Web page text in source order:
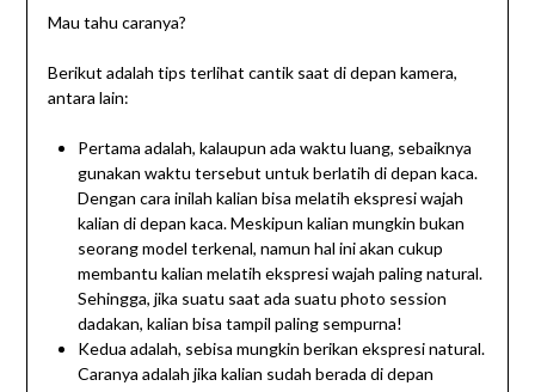
Mau tahu caranya?
Berikut adalah tips terlihat cantik saat di depan kamera,
antara lain:
Pertama adalah, kalaupun ada waktu luang, sebaiknya
gunakan waktu tersebut untuk berlatih di depan kaca.
Dengan cara inilah kalian bisa melatih ekspresi wajah
kalian di depan kaca. Meskipun kalian mungkin bukan
seorang model terkenal, namun hal ini akan cukup
membantu kalian melatih ekspresi wajah paling natural.
Sehingga, jika suatu saat ada suatu photo session
dadakan, kalian bisa tampil paling sempurna!
Kedua adalah, sebisa mungkin berikan ekspresi natural.
Caranya adalah jika kalian sudah berada di depan